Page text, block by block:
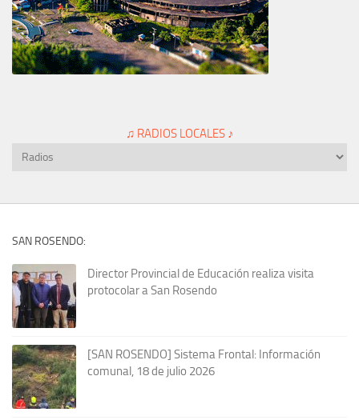
♫ RADIOS LOCALES ♪
SAN ROSENDO:
Director Provincial de Educación realiza visita
protocolar a San Rosendo
[SAN ROSENDO] Sistema Frontal: Información
comunal, 18 de julio 2026